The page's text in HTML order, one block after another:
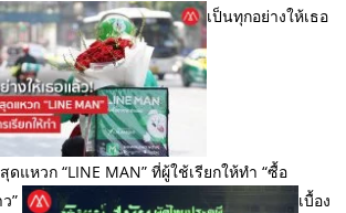
เป็นทุกอย่างให้เธอ
ดแหวก “LINE MAN” ที่ผู้ใช้เรียกให้ทำ “ซื้อ
”
เบื้อง